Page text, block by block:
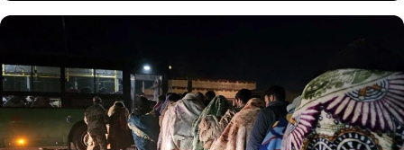
Suriye'de muhalif güçlerin ilerleyişi sırasında
Irak'a kaçan Esad'ın 1905 askeri, 'yazılı
taahhütname' ile Suriye'ye teslim edildi.
Diktatör Esad'ın kardeşi Mahir Esad'ın komuta